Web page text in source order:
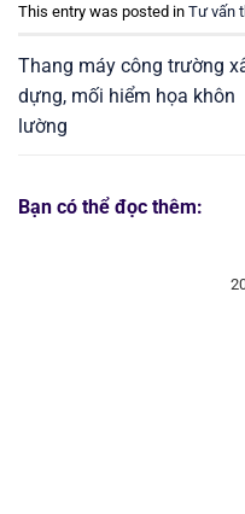
This entry was posted in Tư vấn
Thang máy công trường
dựng, mối hiểm họa khôn
lường
Bạn có thể đọc thêm: